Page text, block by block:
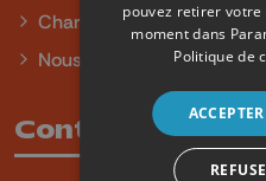
Charte sur l'égalité et la
Nous contacter
Contact
pouvez retirer
moment dans
Politique de